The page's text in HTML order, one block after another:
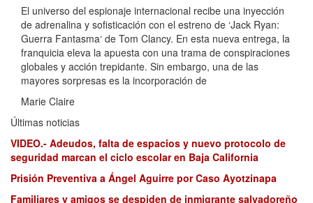
El universo del espionaje internacional recibe una inyección
de adrenalina y sofisticación con el estreno de ‘Jack Ryan:
Guerra Fantasma‘ de Tom Clancy. En esta nueva entrega, la
franquicia eleva la apuesta con una trama de conspiraciones
globales y acción trepidante. Sin embargo, una de las
mayores sorpresas es la incorporación de
Marie Claire
Últimas noticias
VIDEO.- Adeudos, falta de espacios y nuevo protocolo de
seguridad marcan el ciclo escolar en Baja California
Prisión Preventiva a Ángel Aguirre por Caso Ayotzinapa
Familiares y amigos se despiden de inmigrante salvadoreño